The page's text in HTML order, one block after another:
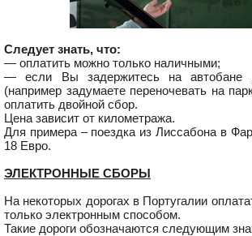
Следует знать, что:
— оплатить можно только наличными;
— если Вы задержитесь на автобане
(например задумаете переночевать на
оплатить двойной сбор.
Цена зависит от километража.
Для примера – поездка из Лиссабона в
18 Евро.
ЭЛЕКТРОННЫЕ СБОРЫ
На некоторых дорогах в Португалии
только электронным способом.
Такие дороги обозначаются следующим